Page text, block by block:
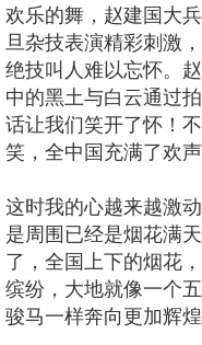
欢乐的舞，赵建国大
旦杂技表演精彩刺激
绝技叫人难以忘怀。
中的黑土与白云通过
话让我们笑开了怀！
笑，全中国充满了欢
这时我的心越来越激
是周围已经是烟花满
了，全国上下的烟花
缤纷，大地就像一个
骏马一样奔向更加辉